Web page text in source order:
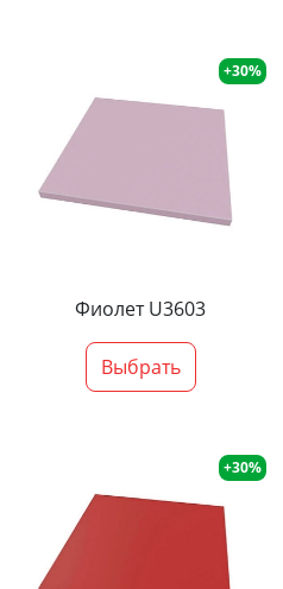
+30%
Фиолет U3603
Выбрать
+30%